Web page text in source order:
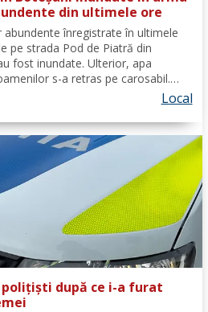
din ultimele ore
înregistrate în ultimele
pe strada Pod de Piatră din
fost inundate. Ulterior, apa
s-a retras pe carosabil.
pompierii militari din cadrul
au...
Local
după ce i-a furat